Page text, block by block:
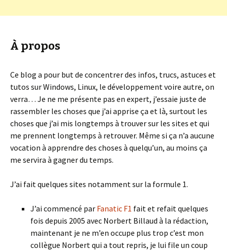
À propos
Ce blog a pour but de concentrer des infos, trucs, astuces et
tutos sur Windows, Linux, le développement voire autre, on
verra… Je ne me présente pas en expert, j’essaie juste de
rassembler les choses que j’ai apprise ça et là, surtout les
choses que j’ai mis longtemps à trouver sur les sites et qui
me prennent longtemps à retrouver. Même si ça n’a aucune
vocation à apprendre des choses à quelqu’un, au moins ça
me servira à gagner du temps.
J’ai fait quelques sites notamment sur la formule 1.
J’ai commencé par Fanatic F1 fait et refait quelques
fois depuis 2005 avec Norbert Billaud à la rédaction,
maintenant je ne m’en occupe plus trop c’est mon
collègue Norbert qui a tout repris, je lui file un coup